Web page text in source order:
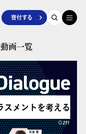
寄付する
画一覧